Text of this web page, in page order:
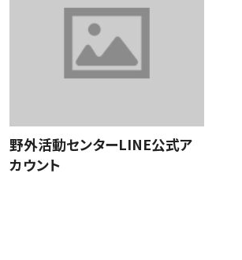
野外活動センターLINE公式ア
カウント